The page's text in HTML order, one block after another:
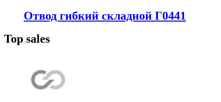
Отвод гибкий складной Г0441
Top sales